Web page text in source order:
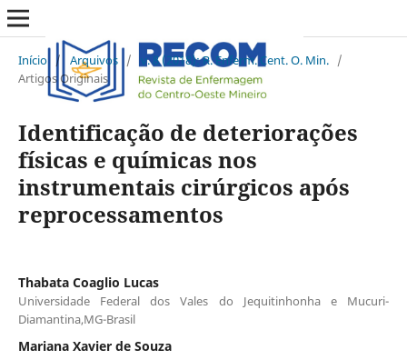
Início / Arquivos / v. 8 (2018): R. Enferm. Cent. O. Min. /
Artigos Originais
Identificação de deteriorações
físicas e químicas nos
instrumentais cirúrgicos após
reprocessamentos
Thabata Coaglio Lucas
Universidade Federal dos Vales do Jequitinhonha e Mucuri-
Diamantina,MG-Brasil
Mariana Xavier de Souza